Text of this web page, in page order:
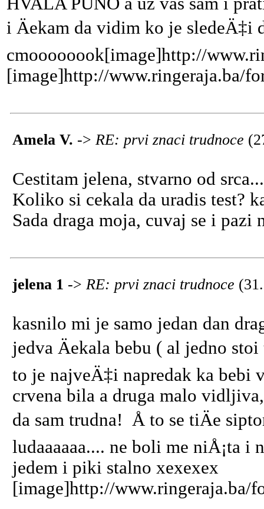
i Äekam da vidim ko je sledeÄ‡i
cmoooooook[image]http://
[image]http://www.ringeraja.ba/
Amela V. -> RE: prvi znaci trudnoce
Cestitam jelena, stvarno od
Koliko si cekala da uradis test?
Sada draga moja, cuvaj se i pazi
jelena 1 -> RE: prvi znaci trudnoce
kasnilo mi je samo jedan dan
jedva Äekala bebu ( al jedno
to je najveÄ‡i napredak ka bebi
crvena bila a druga malo
da sam trudna! Å to se tiÄe
ludaaaaaa.... ne boli me niÅ¡ta i
jedem i piki stalno xexexex
[image]http://www.ringeraja.ba/